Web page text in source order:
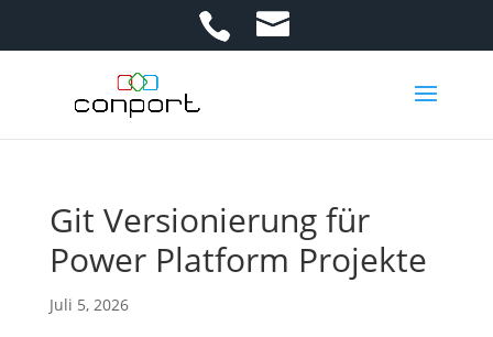
Git Versionierung für
Power Platform Projekte
Juli 5, 2026